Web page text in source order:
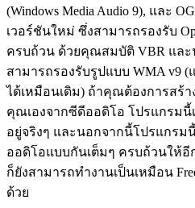
(Windows Media Audio 9), และ
เวอร์ชันใหม่ ซึ่งสามารถรองรับ
ครบถ้วน ด้วยคุณสมบัติ VBR แล
สามารถรองรับรูปแบบ WMA v9
ได้เหมือนเดิม) ถ้าคุณต้องการสร้า
คุณเองจากซีดีออดิโอ โปรแกรม
อยู่จริงๆ และนอกจากนี้โปรแกร
ออดิโอแบบกันเต็มๆ ครบถ้วนให้
ก็ยังสามารถทำงานเป็นเหมือน
ด้วย